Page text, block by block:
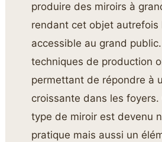
produire des miroirs à
rendant cet objet autrefois
accessible au grand
techniques de production
permettant de répondre à
croissante dans les foyers.
type de miroir est devenu
pratique mais aussi un